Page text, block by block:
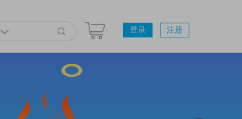
登录 注册